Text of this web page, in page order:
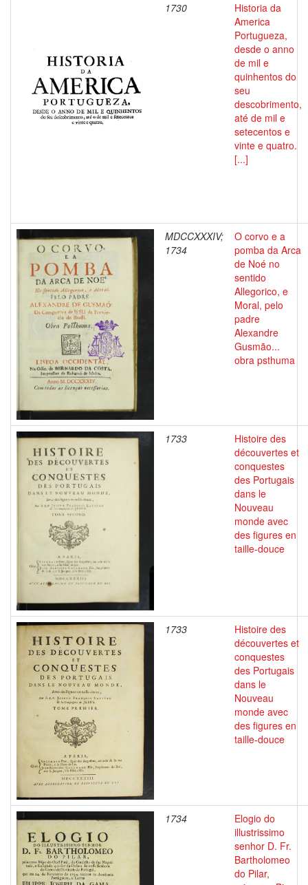
1730
Historia da
America
Portugueza,
desde o anno
de mil e
quinhentos do
seu
descobrimento,
até de mil e
setecentos e
vinte e quatro.
[...]
MDCCXXXIV;
1734
O corvo e a
pomba da Arca
de Noé no
sentido
Allegorico, e
Moral, pelo
padre
Alexandre
Gusmão...
obra psthuma
1733
Histoire des
découvertes et
conquestes
des Portugais
dans le
Nouveau
monde avec
des figures en
taille-douce
1733
Histoire des
découvertes et
conquestes
des Portugais
dans le
Nouveau
monde avec
des figures en
taille-douce
1734
Elogio do
illustrissimo
senhor D. Fr.
Bartholomeo
do Pilar,